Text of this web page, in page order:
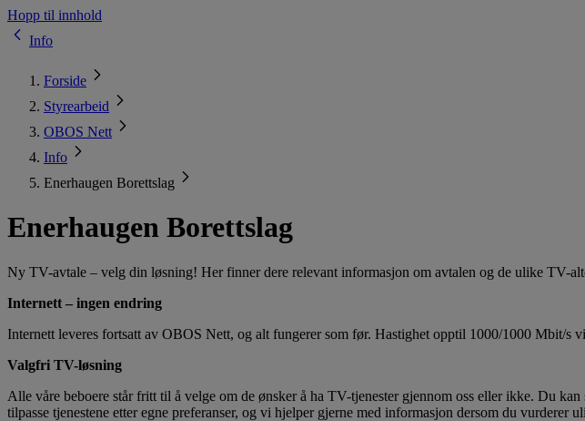
Hopp til innhold
Info
Forside
Styrearbeid
OBOS Nett
Info
Enerhaugen Borettslag
Enerhaugen Borettslag
Ny TV-avtale – velg din løsning! Her finner dere relevant informasjon om avtalen og de ulike TV-
Internett – ingen endring
Internett leveres fortsatt av OBOS Nett, og alt fungerer som før. Hastighet opptil 1000/1000 Mbit/s
Valgfri TV-løsning
Alle våre beboere står fritt til å velge om de ønsker å ha TV-tjenester gjennom oss eller ikke. Du
tilpasse tjenestene etter egne preferanser, og vi hjelper gjerne med informasjon dersom du vurderer